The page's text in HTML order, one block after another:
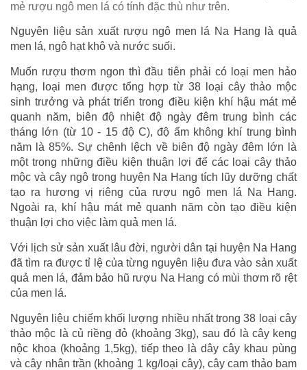
mẻ rượu ngô men lá có tính đặc thù như trên.
Nguyên liệu sản xuất rượu ngô men lá Na Hang là quả
men lá, ngô hạt khô và nước suối.
Muốn rượu thơm ngon thì đầu tiên phải có loại men hảo
hạng, loại men được tổng hợp từ 38 loại cây thảo mộc
sinh trưởng và phát triển trong điều kiện khí hậu mát mẻ
quanh năm, biên độ nhiệt độ ngày đêm trung bình các
tháng lớn (từ 10 - 15 độ C), độ ẩm không khí trung bình
năm là 85%. Sự chênh lệch về biên độ ngày đêm lớn là
một trong những điều kiện thuận lợi để các loại cây thảo
mộc và cây ngô trong huyện Na Hang tích lũy dưỡng chất
tạo ra hương vị riêng của rượu ngô men lá Na Hang.
Ngoài ra, khí hậu mát mẻ quanh năm còn tạo điều kiện
thuận lợi cho việc làm quả men lá.
Với lịch sử sản xuất lâu đời, người dân tại huyện Na Hang
đã tìm ra được tỉ lệ của từng nguyên liệu đưa vào sản xuất
quả men lá, đảm bảo hũ rượu Na Hang có mùi thơm rõ rệt
của men lá.
Nguyên liệu chiếm khối lượng nhiều nhất trong 38 loại cây
thảo mộc là củ riềng đỏ (khoảng 3kg), sau đó là cây keng
nộc khoa (khoảng 1,5kg), tiếp theo là dây cây khau pùng
và cây nhân trần (khoảng 1 kg/loại cây), cây cam thảo bam